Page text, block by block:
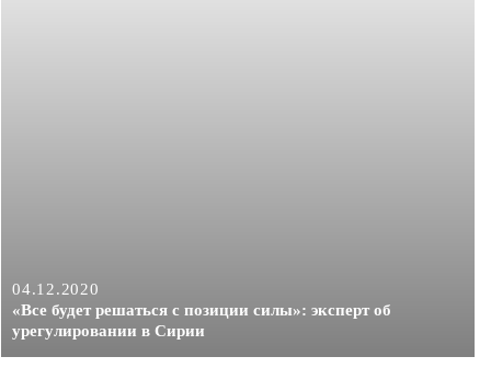
04.12.2020
«Все будет решаться с позиции силы»: эксперт об
урегулировании в Сирии